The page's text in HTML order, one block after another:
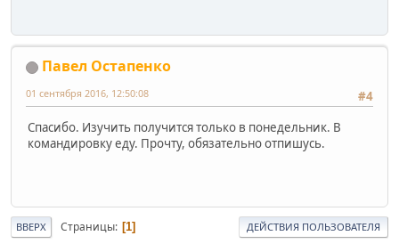
Павел Остапенко
#4
01 сентября 2016, 12:50:08
Спасибо. Изучить получится только в понедельник. В
командировку еду. Прочту, обязательно отпишусь.
ВВЕРХ Страницы 1 ДЕЙСТВИЯ ПОЛЬЗОВАТЕЛЯ